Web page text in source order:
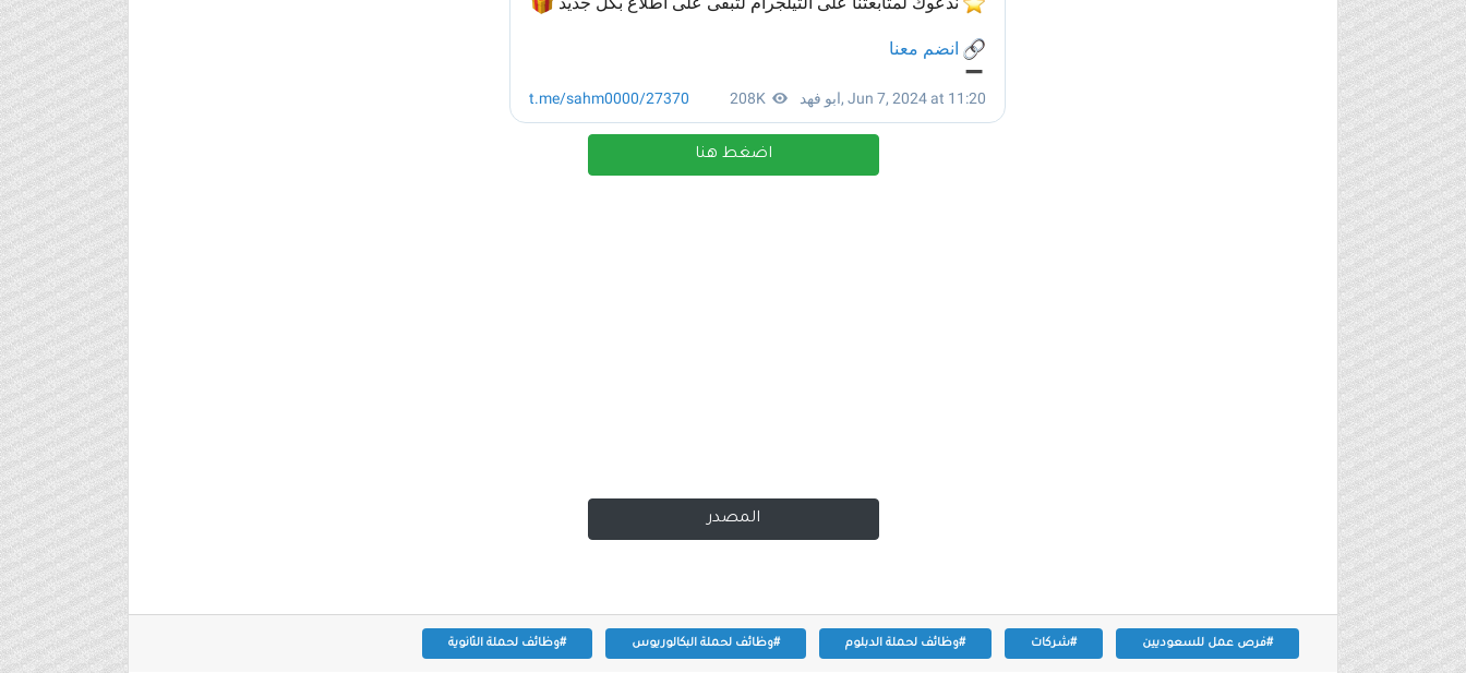
اضغط هنا
المصدر
#فرص عمل للسعوديين #شركات #وظائف لحملة الدبلوم #وظائف لحملة البكالوريوس #وظائف لحملة الثانوية